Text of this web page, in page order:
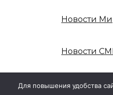
Новости
Новости
Для повышения удобства